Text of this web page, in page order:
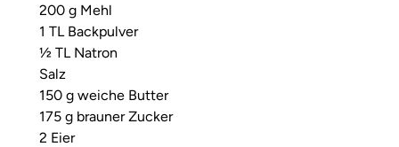
200 g Mehl
1 TL Backpulver
½ TL Natron
Salz
150 g weiche Butter
175 g brauner Zucker
2 Eier